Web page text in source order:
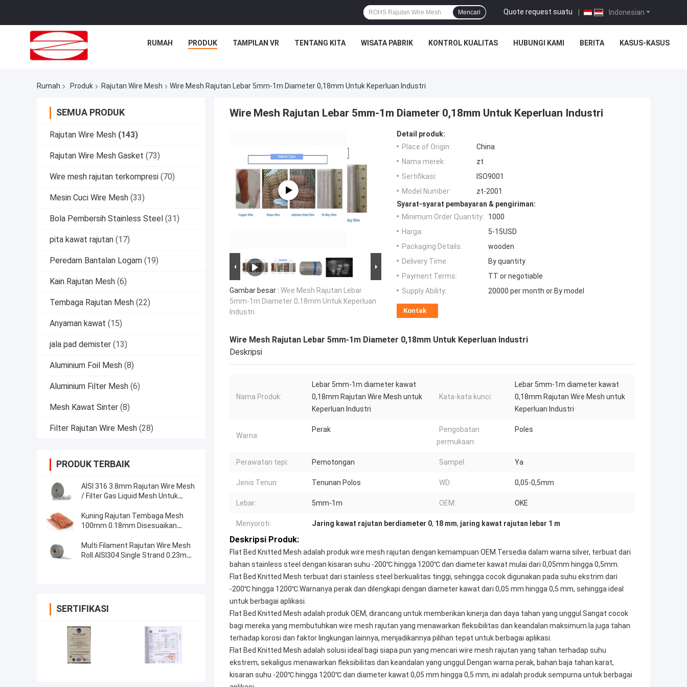
Indonesian
Quote request suatu |
Mencari
RUMAH PRODUK TAMPILAN VR TENTANG KITA WISATA PABRIK KONTROL KUALITAS HUBUNGI KAMI BERITA KASUS-KASUS
Rumah Produk Rajutan Wire Mesh Wire Mesh Rajutan Lebar 5mm-1m Diameter 0,18mm Untuk Keperluan Industri
SEMUA PRODUK
Rajutan Wire Mesh (143)
Rajutan Wire Mesh Gasket (73)
Wire mesh rajutan terkompresi (70)
Mesin Cuci Wire Mesh (33)
Bola Pembersih Stainless Steel (31)
pita kawat rajutan (17)
Peredam Bantalan Logam (19)
Kain Rajutan Mesh (6)
Tembaga Rajutan Mesh (22)
Anyaman kawat (15)
jala pad demister (13)
Aluminium Foil Mesh (8)
Aluminium Filter Mesh (6)
Mesh Kawat Sinter (8)
Filter Rajutan Wire Mesh (28)
PRODUK TERBAIK
AISI 316 3.8mm Rajutan Wire Mesh
/ Filter Gas Liquid Mesh Untuk
Kuning Rajutan Tembaga Mesh
100mm 0.18mm Disesuaikan
Multi Filament Rajutan Wire Mesh
Roll AISI304 Single Strand 0.23mm
SERTIFIKASI
Wire Mesh Rajutan Lebar 5mm-1m Diameter 0,18mm Untuk Keperluan Industri
Gambar besar : Wire Mesh Rajutan Lebar
5mm-1m Diameter 0,18mm Untuk Keperluan
Industri
Detail produk:
Place of Origin:
China
Nama merek:
zt
Sertifikasi:
ISO9001
Model Number:
zt-2001
Syarat-syarat pembayaran & pengiriman:
Minimum Order Quantity:
1000
Harga:
5-15USD
Packaging Details:
wooden
Delivery Time:
By quantity
Payment Terms:
TT or negotiable
Supply Ability:
20000 per month or By model
Kontak
Wire Mesh Rajutan Lebar 5mm-1m Diameter 0,18mm Untuk Keperluan Industri
Deskripsi
Nama Produk:
Lebar 5mm-1m diameter kawat
0,18mm Rajutan Wire Mesh untuk
Keperluan Industri
Kata-kata kunci:
Lebar 5mm-1m diameter kawat
0,18mm Rajutan Wire Mesh untuk
Keperluan Industri
Warna:
Perak
Pengobatan
permukaan:
Poles
Perawatan tepi: Pemotongan Sampel: Ya
Jenis Tenun: Tenunan Polos WD: 0,05-0,5mm
Lebar: 5mm-1m OEM: OKE
Menyoroti: Jaring kawat rajutan berdiameter 0, 18 mm, jaring kawat rajutan lebar 1 m
Deskripsi Produk:
Flat Bed Knitted Mesh adalah produk wire mesh rajutan dengan kemampuan OEM.Tersedia dalam warna silver, terbuat dari
bahan stainless steel dengan kisaran suhu -200℃ hingga 1200℃ dan diameter kawat mulai dari 0,05mm hingga 0,5mm.
Flat Bed Knitted Mesh terbuat dari stainless steel berkualitas tinggi, sehingga cocok digunakan pada suhu ekstrim dari
-200℃ hingga 1200℃.Warnanya perak dan dilengkapi dengan diameter kawat dari 0,05 mm hingga 0,5 mm, sehingga ideal
untuk berbagai aplikasi.
Flat Bed Knitted Mesh adalah produk OEM, dirancang untuk memberikan kinerja dan daya tahan yang unggul.Sangat cocok
bagi mereka yang membutuhkan wire mesh rajutan yang menawarkan fleksibilitas dan keandalan maksimum.Ia juga tahan
terhadap korosi dan faktor lingkungan lainnya, menjadikannya pilihan tepat untuk berbagai aplikasi.
Flat Bed Knitted Mesh adalah solusi ideal bagi siapa pun yang mencari wire mesh rajutan yang tahan terhadap suhu
ekstrem, sekaligus menawarkan fleksibilitas dan keandalan yang unggul.Dengan warna perak, bahan baja tahan karat,
kisaran suhu -200℃ hingga 1200℃ dan diameter kawat 0,05 mm hingga 0,5 mm, ini adalah produk sempurna untuk berbagai